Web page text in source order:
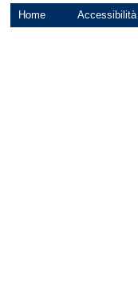
Home Accessibilità